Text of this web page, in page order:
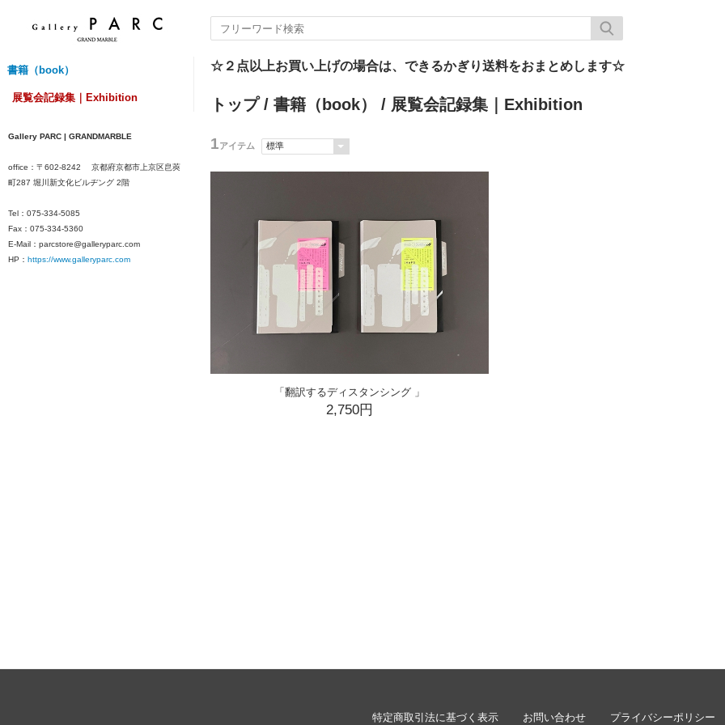
書籍（book）
展覧会記録集｜Exhibition
Gallery PARC | GRANDMARBLE
office： 〒602-8242 京都府京都市上京区皀莢
町287 堀川新文化ビルヂング 2階
Tel：075-334-5085
Fax：075-334-5360
E-Mail：parcstore@galleryparc.com
HP： https://www.galleryparc.com
☆２点以上お買い上げの場合は、できるかぎり送料をおまとめします☆
トップ/ 書籍（book） / 展覧会記録集｜Exhibition
1アイテム
「翻訳するディスタンシング 」
2,750円
特定商取引法に基づく表示 お問い合わせ プライバシーポリシー